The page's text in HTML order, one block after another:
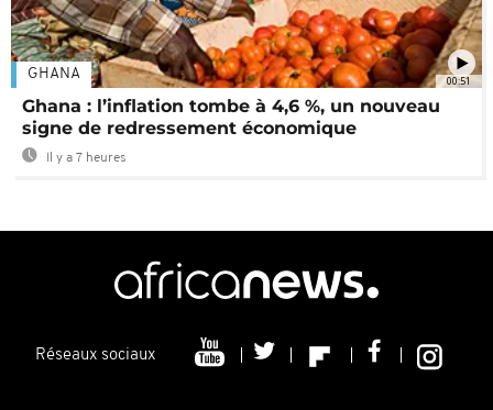
00:51
GHANA
Ghana : l’inflation tombe à 4,6 %, un nouveau
signe de redressement économique
Il y a 7 heures
Réseaux sociaux